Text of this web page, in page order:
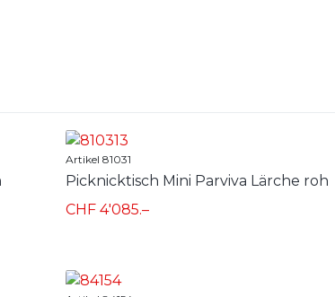
Artikel 81031
Picknicktisch Mini Parviva Lärche roh
CHF 4'085.–